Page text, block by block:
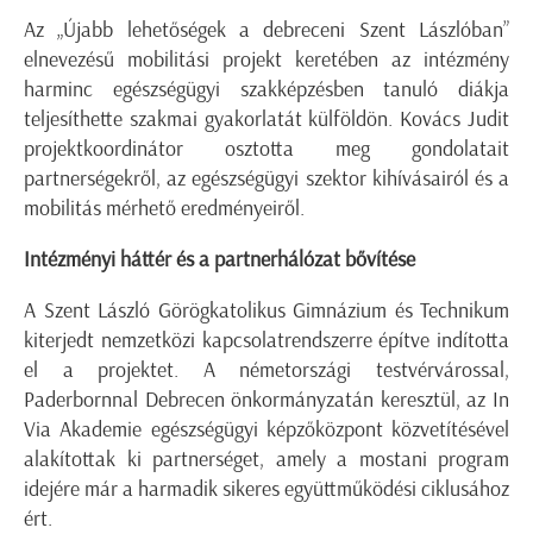
Az „Újabb lehetőségek a debreceni Szent Lászlóban”
elnevezésű mobilitási projekt keretében az intézmény
harminc egészségügyi szakképzésben tanuló diákja
teljesíthette szakmai gyakorlatát külföldön. Kovács Judit
projektkoordinátor osztotta meg gondolatait
partnerségekről, az egészségügyi szektor kihívásairól és a
mobilitás mérhető eredményeiről.
Intézményi háttér és a partnerhálózat bővítése
A Szent László Görögkatolikus Gimnázium és Technikum
kiterjedt nemzetközi kapcsolatrendszerre építve indította
el a projektet. A németországi testvérvárossal,
Paderbornnal Debrecen önkormányzatán keresztül, az In
Via Akademie egészségügyi képzőközpont közvetítésével
alakítottak ki partnerséget, amely a mostani program
idejére már a harmadik sikeres együttműködési ciklusához
ért.